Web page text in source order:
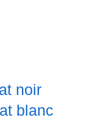
noir
blanc